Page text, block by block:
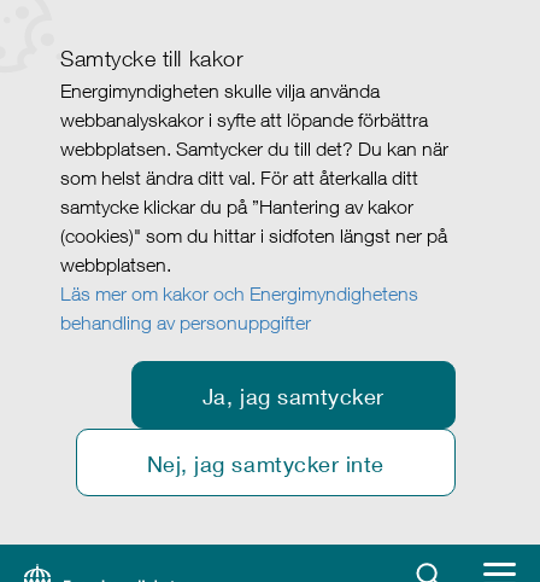
Samtycke till kakor
Energimyndigheten skulle vilja använda
webbanalyskakor i syfte att löpande förbättra
webbplatsen. Samtycker du till det? Du kan när
som helst ändra ditt val. För att återkalla ditt
samtycke klickar du på ”Hantering av kakor
(cookies)" som du hittar i sidfoten längst ner på
webbplatsen.
Läs mer om kakor och Energimyndighetens
behandling av personuppgifter
Ja, jag samtycker
Nej, jag samtycker inte